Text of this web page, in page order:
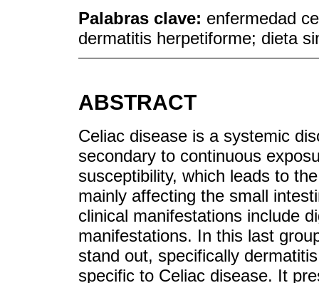
Palabras clave: enfermedad
dermatitis herpetiforme; dieta
ABSTRACT
Celiac disease is a systemic
secondary to continuous
susceptibility, which leads to
mainly affecting the small
clinical manifestations include
manifestations. In this last
stand out, specifically
specific to Celiac disease. It